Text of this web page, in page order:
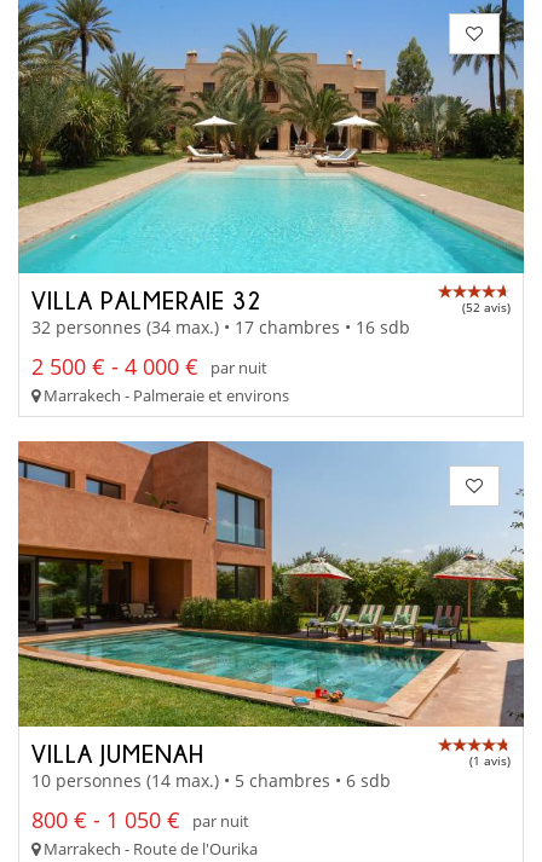
VILLA PALMERAIE 32 (52 avis)
32 personnes (34 max.) • 17 chambres • 16 sdb
2 500 € - 4 000 €
par nuit
Marrakech - Palmeraie et environs
VILLA JUMENAH (1 avis)
10 personnes (14 max.) • 5 chambres • 6 sdb
800 € - 1 050 €
par nuit
Marrakech - Route de l'Ourika